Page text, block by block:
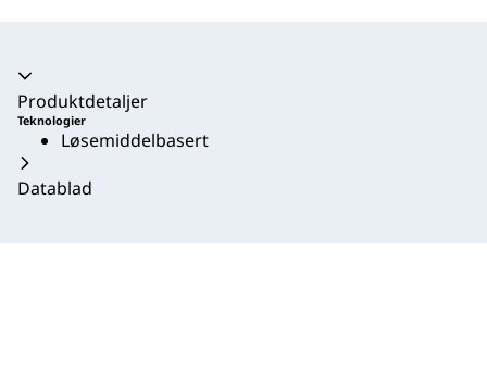
Trekkspill kollapset
Produktdetaljer
Teknologier
Løsemiddelbasert
Datablad